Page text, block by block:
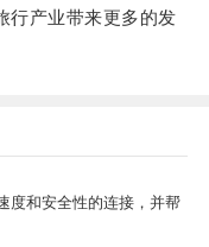
行产业带来更多的发
度和安全性的连接，并帮